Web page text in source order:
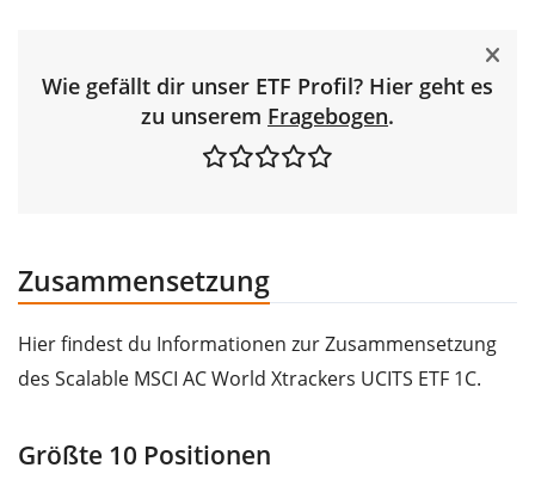
Wie gefällt dir unser ETF Profil? Hier geht es
zu unserem Fragebogen.
Zusammensetzung
Hier findest du Informationen zur Zusammensetzung
des Scalable MSCI AC World Xtrackers UCITS ETF 1C.
Größte 10 Positionen